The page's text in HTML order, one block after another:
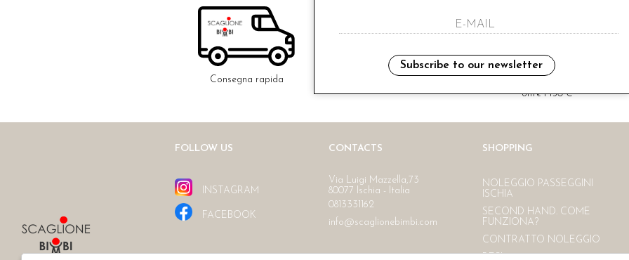
Consegna rapida
oltre i 150 €
FOLLOW US
INSTAGRAM
FACEBOOK
CONTACTS
Via Luigi Mazzella,73
80077 Ischia - Italia
0813331162
info@scaglionebimbi.com
SHOPPING
NOLEGGIO PASSEGGINI
ISCHIA
SECOND HAND. COME
FUNZIONA?
CONTRATTO NOLEGGIO
Subscribe to our newsletter